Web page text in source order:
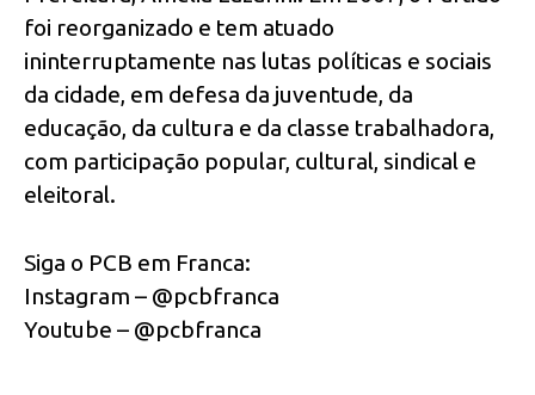
foi reorganizado e tem atuado
ininterruptamente nas lutas políticas e sociais
da cidade, em defesa da juventude, da
educação, da cultura e da classe trabalhadora,
com participação popular, cultural, sindical e
eleitoral.
Siga o PCB em Franca:
Instagram – @pcbfranca
Youtube – @pcbfranca